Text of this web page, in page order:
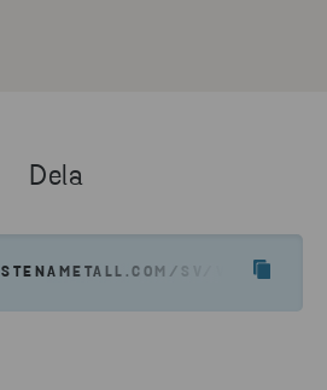
Dela
SV/VAD-VI-